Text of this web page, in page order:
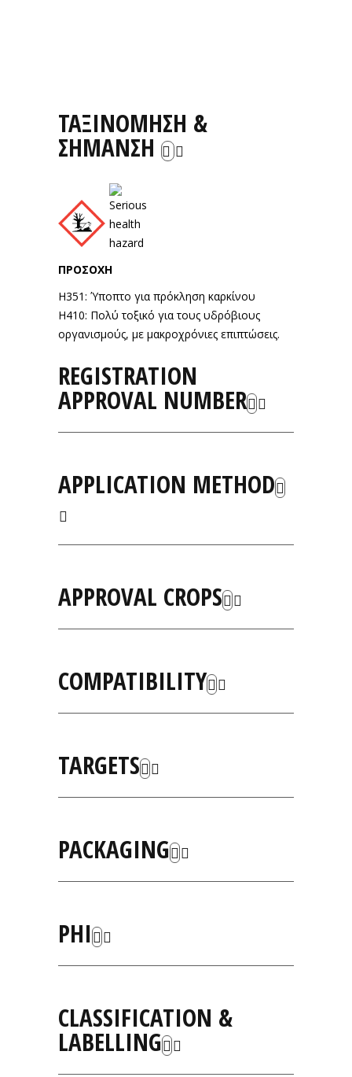
ΤΑΞΙΝΟΜΗΣΗ &
ΣΗΜΑΝΣΗ
ΠΡΟΣΟΧΗ
H351: Ύποπτο για πρόκληση καρκίνου
H410: Πολύ τοξικό για τους υδρόβιους
οργανισμούς, με μακροχρόνιες επιπτώσεις.
REGISTRATION
APPROVAL NUMBER
APPLICATION METHOD
APPROVAL CROPS
COMPATIBILITY
TARGETS
PACKAGING
PHI
CLASSIFICATION &
LABELLING